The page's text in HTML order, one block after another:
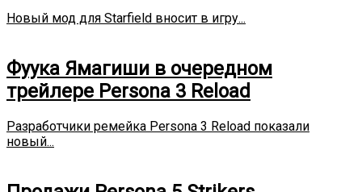
Новый мод для Starfield вносит в игру...
Фуука Ямагиши в очередном
трейлере Persona 3 Reload
Разработчики ремейка Persona 3 Reload показали
новый...